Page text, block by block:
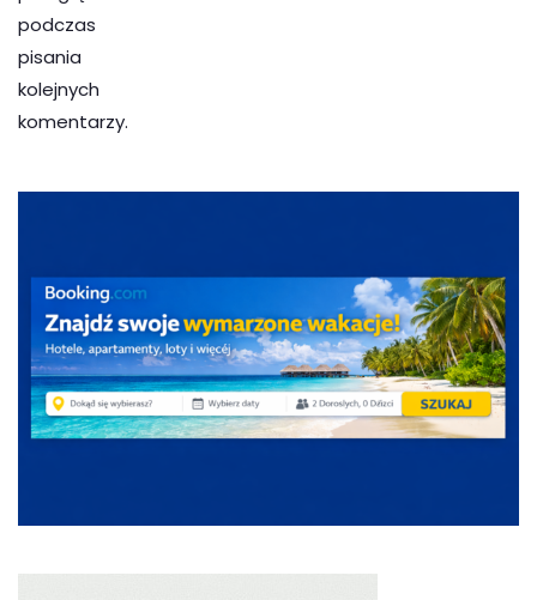
podczas
pisania
kolejnych
komentarzy.